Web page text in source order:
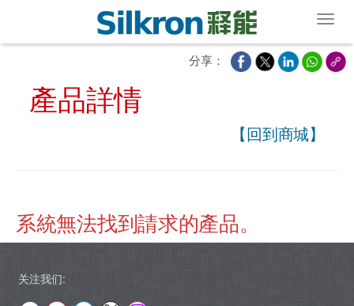
分享：
產品詳情
【回到商城】
系統無法找到請求的產品。
关注我们: